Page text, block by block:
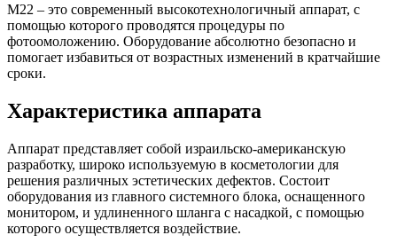
М22 – это современный высокотехнологичный аппарат, с
помощью которого проводятся процедуры по
фотоомоложению. Оборудование абсолютно безопасно и
помогает избавиться от возрастных изменений в кратчайшие
сроки.
Характеристика аппарата
Аппарат представляет собой израильско-американскую
разработку, широко используемую в косметологии для
решения различных эстетических дефектов. Состоит
оборудования из главного системного блока, оснащенного
монитором, и удлиненного шланга с насадкой, с помощью
которого осуществляется воздействие.